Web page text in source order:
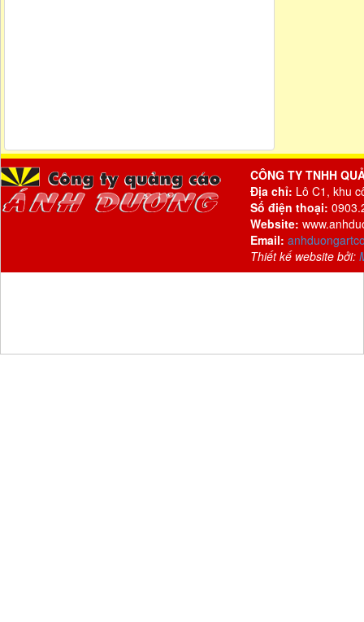
CÔNG TY TNHH
Địa chỉ: Lô C1, khu
Số điện thoại:
Website:
Email:
Thiết kế website bởi: